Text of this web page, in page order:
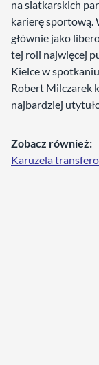
na siatkarskich
karierę sportową.
głównie jako
tej roli najwięcej
Kielce w
Robert Milczarek
najbardziej
Zobacz również:
Karuzela